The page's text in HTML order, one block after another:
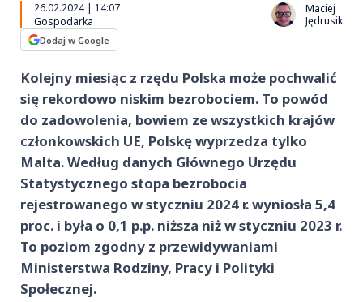
26.02.2024 | 14:07
Gospodarka
Dodaj w Google
Maciej
Jędrusik
Kolejny miesiąc z rzędu Polska może pochwalić
się rekordowo niskim bezrobociem. To powód
do zadowolenia, bowiem ze wszystkich krajów
członkowskich UE, Polskę wyprzedza tylko
Malta. Według danych Głównego Urzędu
Statystycznego stopa bezrobocia
rejestrowanego w styczniu 2024 r. wyniosła 5,4
proc. i była o 0,1 p.p. niższa niż w styczniu 2023 r.
To poziom zgodny z przewidywaniami
Ministerstwa Rodziny, Pracy i Polityki
Społecznej.